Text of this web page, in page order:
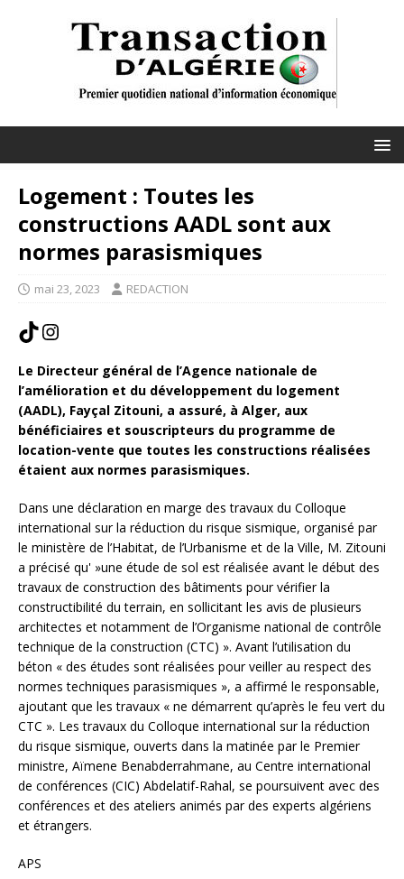
Logement : Toutes les
constructions AADL sont aux
normes parasismiques
mai 23, 2023 REDACTION
Le Directeur général de l’Agence nationale de
l’amélioration et du développement du logement
(AADL), Fayçal Zitouni, a assuré, à Alger, aux
bénéficiaires et souscripteurs du programme de
location-vente que toutes les constructions réalisées
étaient aux normes parasismiques.
Dans une déclaration en marge des travaux du Colloque
international sur la réduction du risque sismique, organisé par
le ministère de l’Habitat, de l’Urbanisme et de la Ville, M. Zitouni
a précisé qu' »une étude de sol est réalisée avant le début des
travaux de construction des bâtiments pour vérifier la
constructibilité du terrain, en sollicitant les avis de plusieurs
architectes et notamment de l’Organisme national de contrôle
technique de la construction (CTC) ». Avant l’utilisation du
béton « des études sont réalisées pour veiller au respect des
normes techniques parasismiques », a affirmé le responsable,
ajoutant que les travaux « ne démarrent qu’après le feu vert du
CTC ». Les travaux du Colloque international sur la réduction
du risque sismique, ouverts dans la matinée par le Premier
ministre, Aïmene Benabderrahmane, au Centre international
de conférences (CIC) Abdelatif-Rahal, se poursuivent avec des
conférences et des ateliers animés par des experts algériens
et étrangers.
APS